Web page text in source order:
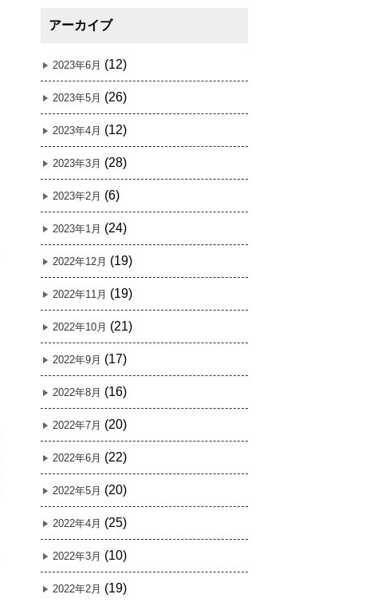
アーカイブ
2023年6月 (12)
2023年5月 (26)
2023年4月 (12)
2023年3月 (28)
2023年2月 (6)
2023年1月 (24)
2022年12月 (19)
2022年11月 (19)
2022年10月 (21)
2022年9月 (17)
2022年8月 (16)
2022年7月 (20)
2022年6月 (22)
2022年5月 (20)
2022年4月 (25)
2022年3月 (10)
2022年2月 (19)